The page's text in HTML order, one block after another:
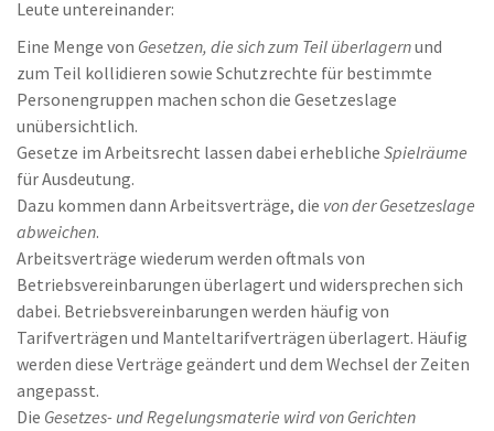
Leute untereinander:
Eine Menge von Gesetzen, die sich zum Teil überlagernund
zum Teil kollidieren sowie Schutzrechte für bestimmte
Personengruppen machen schon die Gesetzeslage
unübersichtlich.
Gesetze im Arbeitsrecht lassen dabei erhebliche Spielräume
für Ausdeutung.
Dazu kommen dann Arbeitsverträge, die von der Gesetzeslage
abweichen.
Arbeitsverträge wiederum werden oftmals von
Betriebsvereinbarungen überlagert und widersprechen sich
dabei. Betriebsvereinbarungen werden häufig von
Tarifverträgen und Manteltarifverträgen überlagert. Häufig
werden diese Verträge geändert und dem Wechsel der Zeiten
angepasst.
Die Gesetzes- und Regelungsmaterie wird von Gerichten